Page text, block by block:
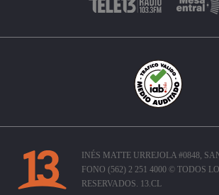
INÉS MATTE URREJOLA #0848,
FONO (562) 2 251 4000 © TODOS
RESERVADOS. 13.CL